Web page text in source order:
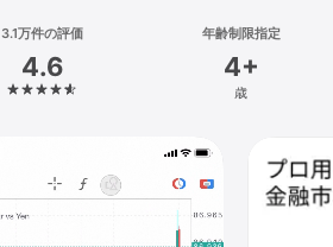
3.1万件の評価
4.6
年齢制限指定
4+
歳